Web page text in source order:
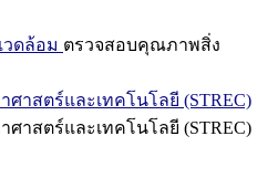
ดล้อม ตรวจสอบคุณภาพสิ่ง
ศาสตร์และเทคโนโลยี (STREC)
ศาสตร์และเทคโนโลยี (STREC)